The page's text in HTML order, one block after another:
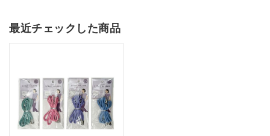
最近チェックした商品